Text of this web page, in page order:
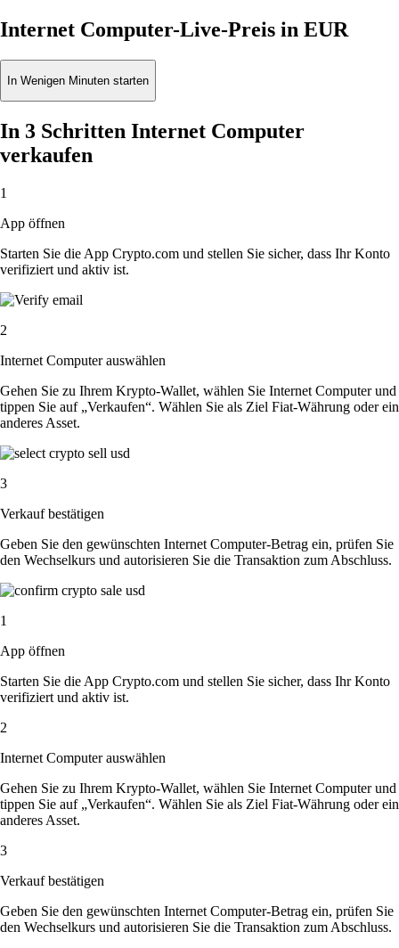
Internet Computer-Live-Preis in EUR
In Wenigen Minuten starten
In 3 Schritten Internet Computer
verkaufen
1
App öffnen
Starten Sie die App Crypto.com und stellen Sie sicher, dass Ihr Konto
verifiziert und aktiv ist.
2
Internet Computer auswählen
Gehen Sie zu Ihrem Krypto-Wallet, wählen Sie Internet Computer und
tippen Sie auf „Verkaufen“. Wählen Sie als Ziel Fiat-Währung oder ein
anderes Asset.
3
Verkauf bestätigen
Geben Sie den gewünschten Internet Computer-Betrag ein, prüfen Sie
den Wechselkurs und autorisieren Sie die Transaktion zum Abschluss.
1
App öffnen
Starten Sie die App Crypto.com und stellen Sie sicher, dass Ihr Konto
verifiziert und aktiv ist.
2
Internet Computer auswählen
Gehen Sie zu Ihrem Krypto-Wallet, wählen Sie Internet Computer und
tippen Sie auf „Verkaufen“. Wählen Sie als Ziel Fiat-Währung oder ein
anderes Asset.
3
Verkauf bestätigen
Geben Sie den gewünschten Internet Computer-Betrag ein, prüfen Sie
den Wechselkurs und autorisieren Sie die Transaktion zum Abschluss.